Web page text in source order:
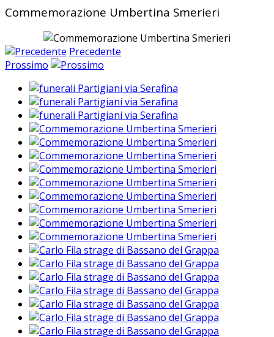
Commemorazione Umbertina Smerieri
Precedente
Prossimo